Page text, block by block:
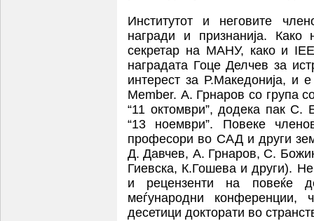
Институтот и неговите
награди и признанија.
секретар на МАНУ, како и
наградата Гоце Делчев за
интерест за Р.Македонија, и
Member. А. Грнаров со група
“11 октомври”, додека пак С.
“13 ноември”. Повеке
професори во САД и други
Д. Давчев, А. Грнаров, С.
Гиевска, К.Гошева и други).
и рецензенти на повеќе
меѓународни конференции,
десетици докторати во